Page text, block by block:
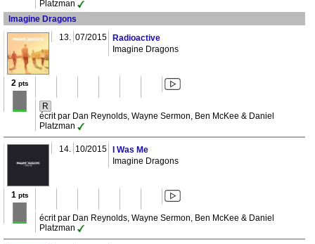
Platzman
Imagine Dragons
13. 07/2015
Radioactive
Imagine Dragons
2 pts
R
écrit par Dan Reynolds, Wayne Sermon, Ben McKee & Daniel
Platzman
14. 10/2015
I Was Me
Imagine Dragons
1 pts
écrit par Dan Reynolds, Wayne Sermon, Ben McKee & Daniel
Platzman